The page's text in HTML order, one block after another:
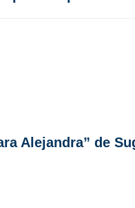
Alejandra” de